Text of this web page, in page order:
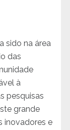
sido na área
das
à
pesquisas
grande
inovadores e